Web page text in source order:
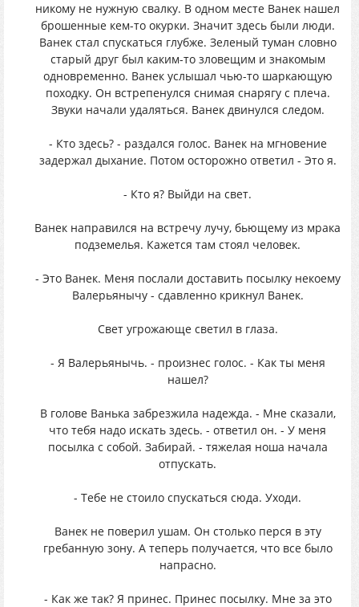
никому не нужную свалку. В одном месте Ванек нашел
брошенные кем-то окурки. Значит здесь были люди.
Ванек стал спускаться глубже. Зеленый туман словно
старый друг был каким-то зловещим и знакомым
одновременно. Ванек услышал чью-то шаркающую
походку. Он встрепенулся снимая снарягу с плеча.
Звуки начали удаляться. Ванек двинулся следом.
- Кто здесь? - раздался голос. Ванек на мгновение
задержал дыхание. Потом осторожно ответил - Это я.
- Кто я? Выйди на свет.
Ванек направился на встречу лучу, бьющему из мрака
подземелья. Кажется там стоял человек.
- Это Ванек. Меня послали доставить посылку некоему
Валерьянычу - сдавленно крикнул Ванек.
Свет угрожающе светил в глаза.
- Я Валерьянычь. - произнес голос. - Как ты меня
нашел?
В голове Ванька забрезжила надежда. - Мне сказали,
что тебя надо искать здесь. - ответил он. - У меня
посылка с собой. Забирай. - тяжелая ноша начала
отпускать.
- Тебе не стоило спускаться сюда. Уходи.
Ванек не поверил ушам. Он столько перся в эту
гребанную зону. А теперь получается, что все было
напрасно.
- Как же так? Я принес. Принес посылку. Мне за это